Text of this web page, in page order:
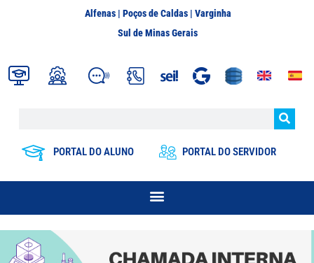
Alfenas | Poços de Caldas | Varginha
Sul de Minas Gerais
PORTAL DO ALUNO PORTAL DO SERVIDOR